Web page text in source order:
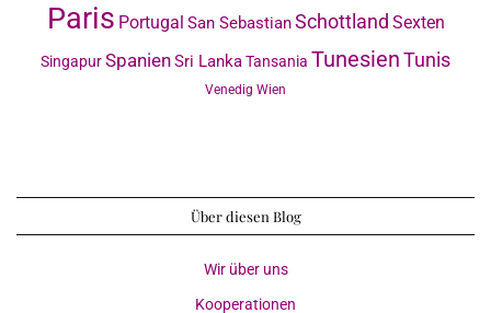
Paris Portugal San SebastianSchottland Sexten
SingapurSpanienSri LankaTansania TunesienTunis
Venedig Wien
Über diesen Blog
Wir über uns
Kooperationen